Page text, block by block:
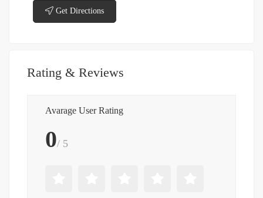
Get Directions
Rating & Reviews
Avarage User Rating
0/ 5